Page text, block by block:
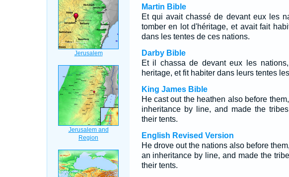
Martin Bible
Et qui avait chassé de devant eux les
tomber en lot d'héritage, et avait fait
dans les tentes de ces nations.
Darby Bible
Et il chassa de devant eux les
heritage, et fit habiter dans leurs tentes
King James Bible
He cast out the heathen also before
inheritance by line, and made the
their tents.
English Revised Version
He drove out the nations also before
an inheritance by line, and made the
their tents.